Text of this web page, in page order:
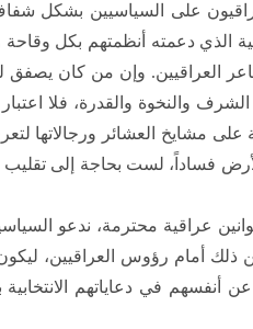
على السياسيين بشكل
الذي دعمته أنظمتهم بكل
العراقيين. وإن من كان يصفق
والنخوة والقدرة، فلا
مشايخ العشائر ورجالاتها
فساداً، لست بحاجة إلى
عراقية محترمة، ندعو
ذلك أمام رؤوس العراقيين،
في دعاياتهم